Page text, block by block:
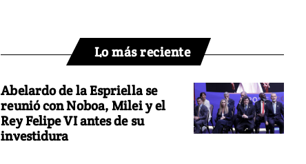
Lo más reciente
Abelardo de la Espriella se
reunió con Noboa, Milei y el
Rey Felipe VI antes de su
investidura